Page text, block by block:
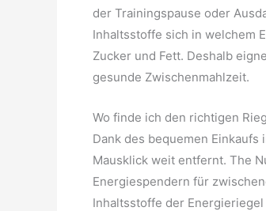
der Trainingspause oder
Inhaltsstoffe sich in welchem
Zucker und Fett. Deshalb
gesunde Zwischenmahlzeit.
Wo finde ich den richtigen
Dank des bequemen
Mausklick weit entfernt. The
Energiespendern für
Inhaltsstoffe der